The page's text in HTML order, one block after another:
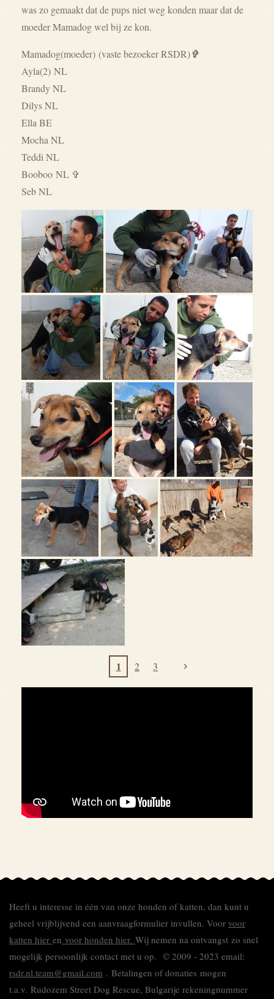
was zo gemaakt dat de pups niet weg konden maar dat de
moeder Mamadog wel bij ze kon.
Mamadog(moeder) (vaste bezoeker RSDR)✞
Ayla(2) NL
Brandy NL
Dilys NL
Ella BE
Mocha NL
Teddi NL
Booboo NL ✞
Seb NL
1 2 3
Heeft u interesse in één van onze honden of katten, dan kunt u
geheel vrijblijvend een aanvraagformulier invullen. Voor voor
katten hier en voor honden hier. Wij nemen na ontvangst zo snel
mogelijk persoonlijk contact met u op. © 2009 - 2023 email:
rsdr.nl.team@gmail.com . Betalingen of donaties mogen
t.a.v. Rudozem Street Dog Rescue, Bulgarije rekeningnummer